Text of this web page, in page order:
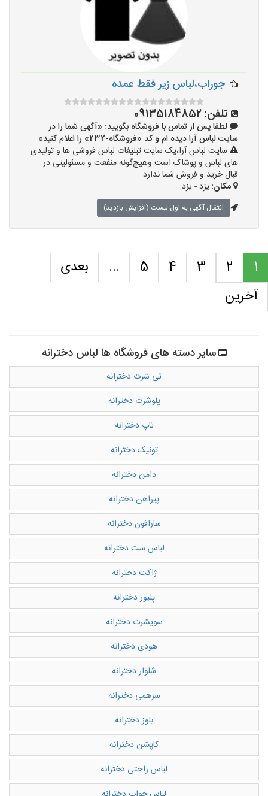
جوراب،لباس زیر فقط عمده
تلفن:09135184852
لطفا پس از تماس با فروشگاه بگویید: «آگهی شما را در
سایت لباس آرا دیده ام و کد «فروشگاه-232» را اعلام کنید»
سایت لباس آرا،یک سایت تبلیغات لباس فروشی ها و تولیدی
های لباس و پوشاک است وهیچ‌گونه منفعت و مسئولیتی در
قبال خرید و فروش شما ندارد.
مکان:یزد - یزد
انتقال آگهی به اول لیست (افزایش بازدید)
1
2
3
4
5
...
بعدی
آخرین
سایر دسته های فروشگاه ها لباس دخترانه
تی شرت دخترانه
پلوشرت دخترانه
تاپ دخترانه
تونیک دخترانه
دامن دخترانه
پیراهن دخترانه
سارافون دخترانه
لباس ست دخترانه
ژاکت دخترانه
پلیور دخترانه
سویشرت دخترانه
هودی دخترانه
شلوار دخترانه
سرهمی دخترانه
بلوز دخترانه
کاپشن دخترانه
لباس راحتی دخترانه